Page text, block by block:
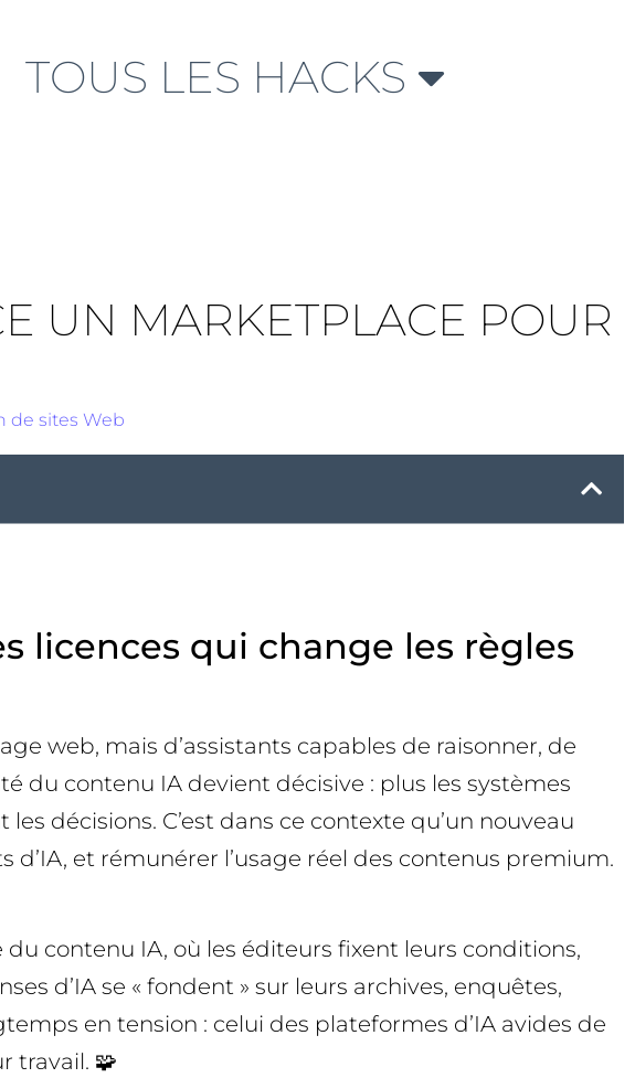
TOUS LES HACKS
UN MARKETPLACE POUR
de sites Web
licences qui change les règles
web, mais d’assistants capables de raisonner, de
du contenu IA devient décisive : plus les systèmes
décisions. C’est dans ce contexte qu’un nouveau
et rémunérer l’usage réel des contenus premium.
contenu IA, où les éditeurs fixent leurs conditions,
d’IA se « fondent » sur leurs archives, enquêtes,
en tension : celui des plateformes d’IA avides de
travail. 🧩